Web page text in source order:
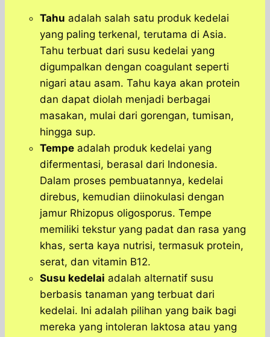
Tahu adalah salah satu produk kedelai
yang paling terkenal, terutama di Asia.
Tahu terbuat dari susu kedelai yang
digumpalkan dengan coagulant seperti
nigari atau asam. Tahu kaya akan protein
dan dapat diolah menjadi berbagai
masakan, mulai dari gorengan, tumisan,
hingga sup.
Tempe adalah produk kedelai yang
difermentasi, berasal dari Indonesia.
Dalam proses pembuatannya, kedelai
direbus, kemudian diinokulasi dengan
jamur Rhizopus oligosporus. Tempe
memiliki tekstur yang padat dan rasa yang
khas, serta kaya nutrisi, termasuk protein,
serat, dan vitamin B12.
Susu kedelai adalah alternatif susu
berbasis tanaman yang terbuat dari
kedelai. Ini adalah pilihan yang baik bagi
mereka yang intoleran laktosa atau yang